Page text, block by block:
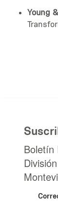
Young
Boletín